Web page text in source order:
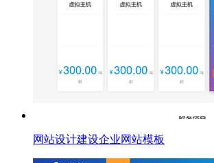
网站设计建设企业网站模板